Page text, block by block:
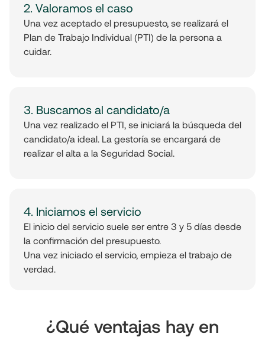
2. Valoramos el caso
Una vez aceptado el presupuesto, se realizará el
Plan de Trabajo Individual (PTI) de la persona a
cuidar.
3. Buscamos al candidato/a
Una vez realizado el PTI, se iniciará la búsqueda del
candidato/a ideal. La gestoría se encargará de
realizar el alta a la Seguridad Social.
4. Iniciamos el servicio
El inicio del servicio suele ser entre 3 y 5 días desde
la confirmación del presupuesto.
Una vez iniciado el servicio, empieza el trabajo de
verdad.
¿Qué ventajas hay en